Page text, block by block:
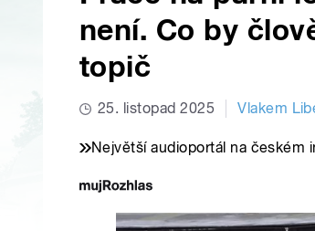
není. Co by
topič
25. listopad 2025 Vlakem
Největší audioportál na českém